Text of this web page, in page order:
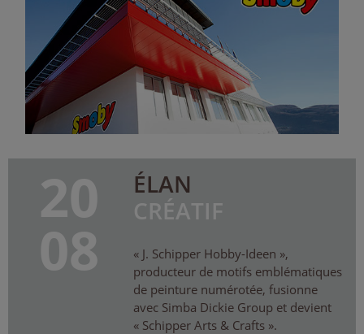
20
08
ÉLAN
CRÉATIF
« J. Schipper Hobby-Ideen »,
producteur de motifs emblématiques
de peinture numérotée, fusionne
avec Simba Dickie Group et devient
« Schipper Arts & Crafts ».